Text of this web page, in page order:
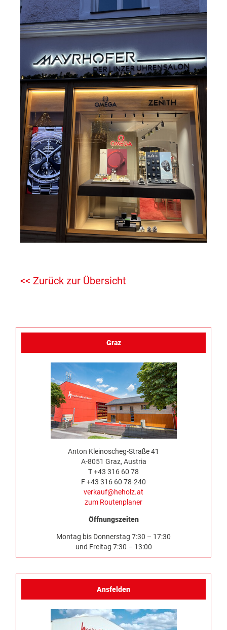
<< Zurück zur Übersicht
Graz
Anton Kleinoscheg-Straße 41
A-8051 Graz, Austria
T +43 316 60 78
F +43 316 60 78-240
verkauf@heholz.at
zum Routenplaner
Öffnungszeiten
Montag bis Donnerstag 7:30 – 17:30
und Freitag 7:30 – 13:00
Ansfelden